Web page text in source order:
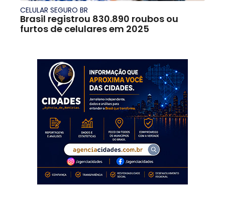
CELULAR SEGURO BR
Brasil registrou 830.890 roubos ou
furtos de celulares em 2025